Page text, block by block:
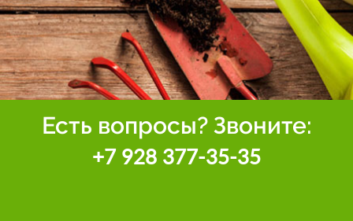
Есть вопросы? Звоните:
+7 928 377-35-35